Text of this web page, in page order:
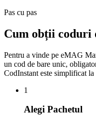
Pas cu pas
Cum obții coduri
Pentru a vinde pe eMAG
un cod de bare unic,
CodInstant este simplificat
1
Alegi Pachetul